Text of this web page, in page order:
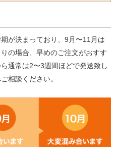
が決まっており、9月〜11月は
の場合、早めのご注文がおすす
通常は2〜3週間ほどで発送致し
相談ください。